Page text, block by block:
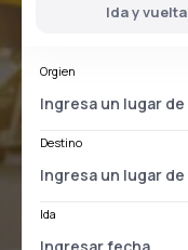
Ida y vuelta
Orgien
Destino
Ida